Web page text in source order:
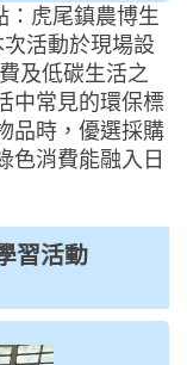
：虎尾鎮農博生
活動於現場設
及低碳生活之
中常見的環保標
品時，優選採購
色消費能融入日
習活動